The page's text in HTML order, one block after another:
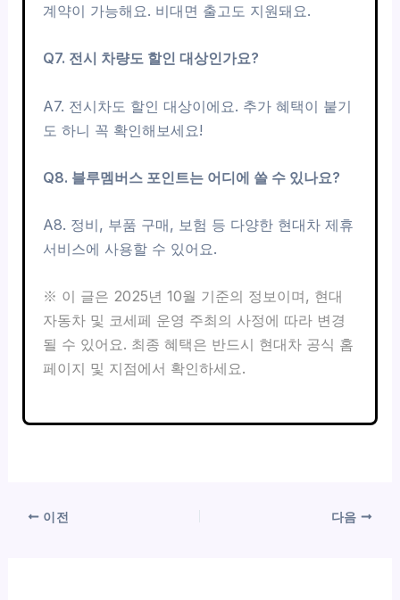
계약이 가능해요. 비대면 출고도 지원돼요.
Q7. 전시 차량도 할인 대상인가요?
A7. 전시차도 할인 대상이에요. 추가 혜택이 붙기
도 하니 꼭 확인해보세요!
Q8. 블루멤버스 포인트는 어디에 쓸 수 있나요?
A8. 정비, 부품 구매, 보험 등 다양한 현대차 제휴
서비스에 사용할 수 있어요.
※ 이 글은 2025년 10월 기준의 정보이며, 현대
자동차 및 코세페 운영 주최의 사정에 따라 변경
될 수 있어요. 최종 혜택은 반드시 현대차 공식 홈
페이지 및 지점에서 확인하세요.
이전 다음